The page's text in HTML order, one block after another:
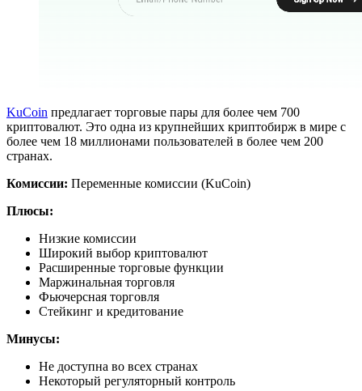
KuCoin предлагает торговые пары для более чем 700
криптовалют. Это одна из крупнейших криптобирж в мире с
более чем 18 миллионами пользователей в более чем 200
странах.
Комиссии: Переменные комиссии (KuCoin)
Плюсы:
Низкие комиссии
Широкий выбор криптовалют
Расширенные торговые функции
Маржинальная торговля
Фьючерсная торговля
Стейкинг и кредитование
Минусы:
Не доступна во всех странах
Некоторый регуляторный контроль